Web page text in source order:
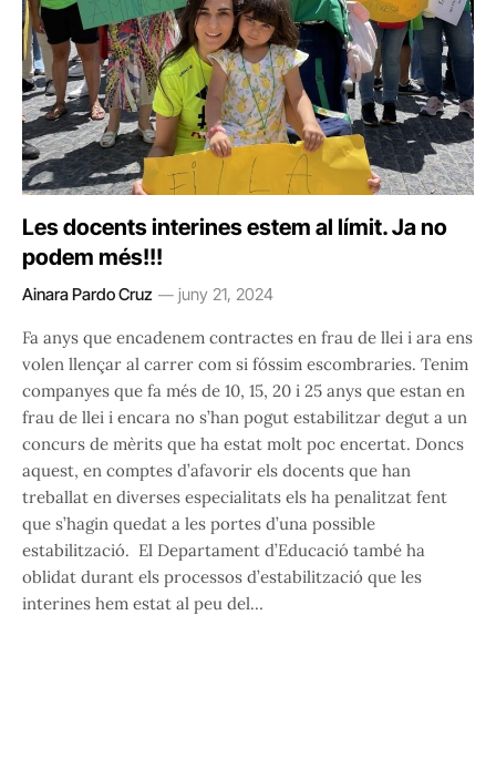
Les docents interines estem al límit. Ja no
podem més!!!
Ainara Pardo Cruz juny 21, 2024
Fa anys que encadenem contractes en frau de llei i ara ens
volen llençar al carrer com si fóssim escombraries. Tenim
companyes que fa més de 10, 15, 20 i 25 anys que estan en
frau de llei i encara no s’han pogut estabilitzar degut a un
concurs de mèrits que ha estat molt poc encertat. Doncs
aquest, en comptes d’afavorir els docents que han
treballat en diverses especialitats els ha penalitzat fent
que s’hagin quedat a les portes d’una possible
estabilització. El Departament d’Educació també ha
oblidat durant els processos d’estabilització que les
interines hem estat al peu del…